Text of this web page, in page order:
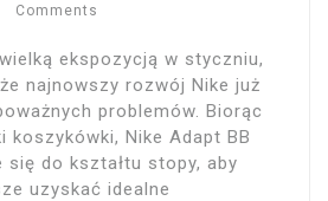
Comments
ekspozycją w styczniu,
najnowszy rozwój Nike już
problemów. Biorąc
koszykówki, Nike Adapt BB
do kształtu stopy, aby
uzyskać idealne